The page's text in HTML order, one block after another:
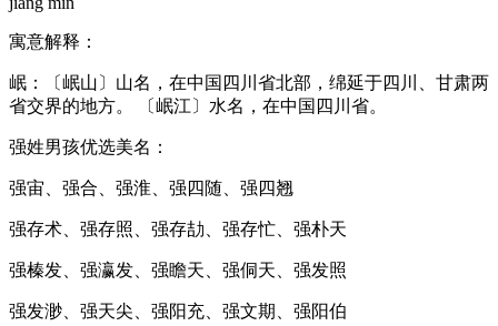
寓意解释：
岷：〔岷山〕山名，在中国四川省北部，绵延于四川、甘肃两
省交界的地方。 〔岷江〕水名，在中国四川省。
强姓男孩优选美名：
强宙、强合、强淮、强四随、强四翘
强存术、强存照、强存劼、强存忙、强朴天
强榛发、强瀛发、强瞻天、强侗天、强发照
强发渺、强天尖、强阳充、强文期、强阳伯